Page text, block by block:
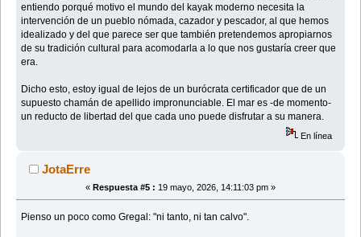
entiendo porqué motivo el mundo del kayak moderno necesita la
intervención de un pueblo nómada, cazador y pescador, al que hemos
idealizado y del que parece ser que también pretendemos apropiarnos
de su tradición cultural para acomodarla a lo que nos gustaría creer que
era.
Dicho esto, estoy igual de lejos de un burócrata certificador que de un
supuesto chamán de apellido impronunciable. El mar es -de momento-
un reducto de libertad del que cada uno puede disfrutar a su manera.
En línea
JotaErre
« Respuesta #5 : 19 mayo, 2026, 14:11:03 pm »
Pienso un poco como Gregal: "ni tanto, ni tan calvo".